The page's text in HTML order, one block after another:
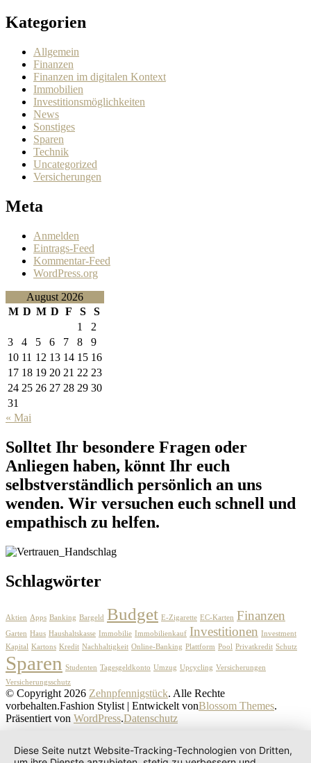
Kategorien
Allgemein
Finanzen
Finanzen im digitalen Kontext
Immobilien
Investitionsmöglichkeiten
News
Sonstiges
Sparen
Technik
Uncategorized
Versicherungen
Meta
Anmelden
Eintrags-Feed
Kommentar-Feed
WordPress.org
August 2026
M D M D F S
S
1
2
3
4 5 6 7 8
9
10 11 12 13 14 15 16
17 18 19 20 21 22 23
24 25 26 27 28 29 30
31
« Mai
Solltet Ihr besondere Fragen oder
Anliegen haben, könnt Ihr euch
selbstverständlich persönlich an uns
wenden. Wir versuchen euch schnell und
empathisch zu helfen.
Schlagwörter
Aktien Apps Banking Bargeld Budget E-Zigarette EC-Karten Finanzen
Garten Haus Haushaltskasse Immobilie Immobilienkauf Investitionen Investment
Kapital Kartons Kredit Nachhaltigkeit Online-Banking Plattform Pool Privatkredit Schutz
Sparen Studenten Tagesgeldkonto Umzug Upcycling Versicherungen
Versicherungsschutz
© Copyright 2026 Zehnpfennigstück. Alle Rechte
vorbehalten.Fashion Stylist | Entwickelt vonBlossom Themes.
Präsentiert von WordPress.Datenschutz
Diese Seite nutzt Website-Tracking-Technologien von Dritten,